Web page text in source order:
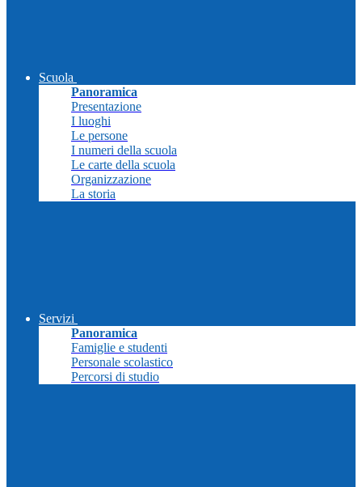
Scuola
Panoramica
Presentazione
I luoghi
Le persone
I numeri della scuola
Le carte della scuola
Organizzazione
La storia
Servizi
Panoramica
Famiglie e studenti
Personale scolastico
Percorsi di studio